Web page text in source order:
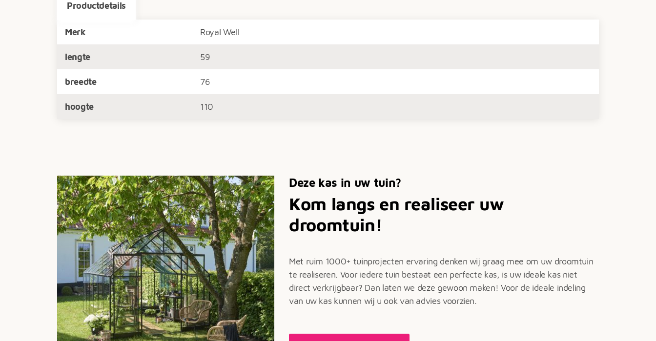
Productdetails
Merk Royal Well
lengte 59
breedte 76
hoogte 110
Deze kas in uw tuin?
Kom langs en realiseer uw
droomtuin!
Met ruim 1000+ tuinprojecten ervaring denken wij graag mee om uw droomtuin
te realiseren. Voor iedere tuin bestaat een perfecte kas, is uw ideale kas niet
direct verkrijgbaar? Dan laten we deze gewoon maken! Voor de ideale indeling
van uw kas kunnen wij u ook van advies voorzien.